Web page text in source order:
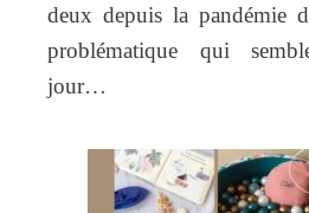
deux depuis la pandémie
problématique qui
jour…